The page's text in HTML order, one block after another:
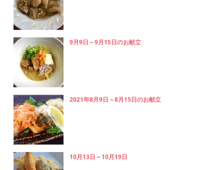
9月9日～9月15日のお献立
2021年8月9日～8月15日のお献立
10月13日～10月19日